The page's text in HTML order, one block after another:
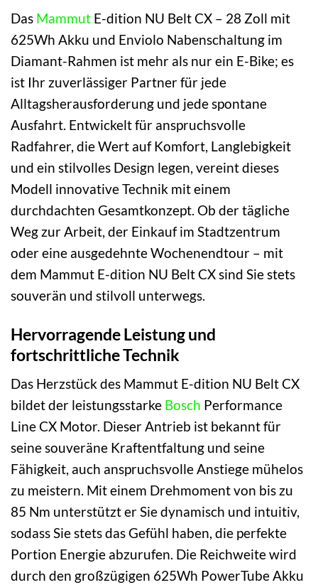
Das Mammut E-dition NU Belt CX – 28 Zoll mit
625Wh Akku und Enviolo Nabenschaltung im
Diamant-Rahmen ist mehr als nur ein E-Bike; es
ist Ihr zuverlässiger Partner für jede
Alltagsherausforderung und jede spontane
Ausfahrt. Entwickelt für anspruchsvolle
Radfahrer, die Wert auf Komfort, Langlebigkeit
und ein stilvolles Design legen, vereint dieses
Modell innovative Technik mit einem
durchdachten Gesamtkonzept. Ob der tägliche
Weg zur Arbeit, der Einkauf im Stadtzentrum
oder eine ausgedehnte Wochenendtour – mit
dem Mammut E-dition NU Belt CX sind Sie stets
souverän und stilvoll unterwegs.
Hervorragende Leistung und
fortschrittliche Technik
Das Herzstück des Mammut E-dition NU Belt CX
bildet der leistungsstarke Bosch Performance
Line CX Motor. Dieser Antrieb ist bekannt für
seine souveräne Kraftentfaltung und seine
Fähigkeit, auch anspruchsvolle Anstiege mühelos
zu meistern. Mit einem Drehmoment von bis zu
85 Nm unterstützt er Sie dynamisch und intuitiv,
sodass Sie stets das Gefühl haben, die perfekte
Portion Energie abzurufen. Die Reichweite wird
durch den großzügigen 625Wh PowerTube Akku